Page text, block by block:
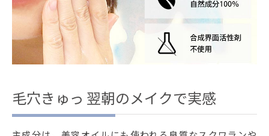
毛穴きゅっ 翌朝のメイクで実感